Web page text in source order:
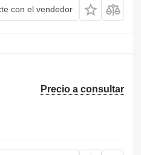
con el vendedor
Precio a consultar